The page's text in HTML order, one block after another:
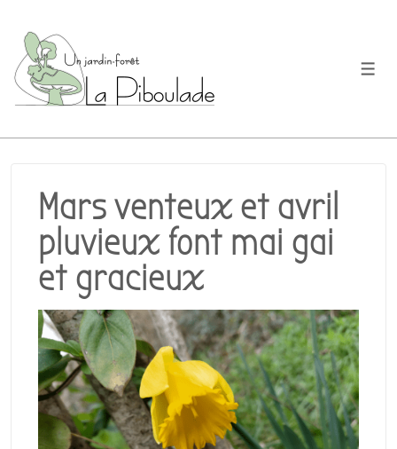
passer
contenu
principal
Mars venteux et avril
pluvieux font mai gai
et gracieux